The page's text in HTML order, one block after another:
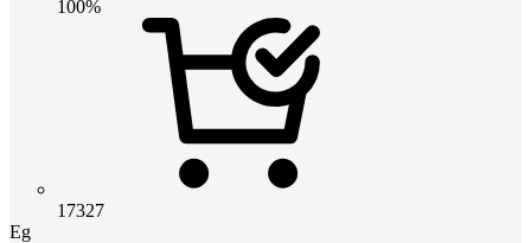
100%
17327
Eg